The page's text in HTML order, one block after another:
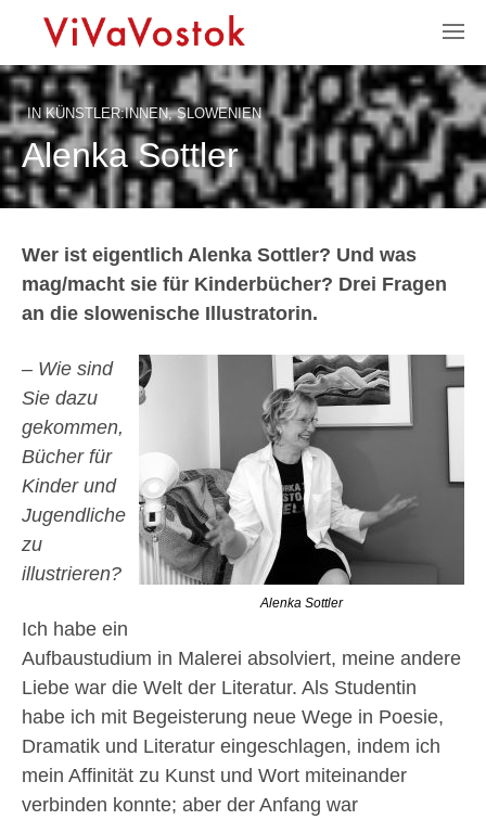
INKÜNSTLER:INNEN,SLOWENIEN
Alenka Sottler
Wer ist eigentlich Alenka Sottler? Und was
mag/macht sie für Kinderbücher? Drei Fragen
an die slowenische Illustratorin.
Alenka Sottler
– Wie sind
Sie dazu
gekommen,
Bücher für
Kinder und
Jugendliche
zu
illustrieren?
Ich habe ein
Aufbaustudium in Malerei absolviert, meine andere
Liebe war die Welt der Literatur. Als Studentin
habe ich mit Begeisterung neue Wege in Poesie,
Dramatik und Literatur eingeschlagen, indem ich
mein Affinität zu Kunst und Wort miteinander
verbinden konnte; aber der Anfang war